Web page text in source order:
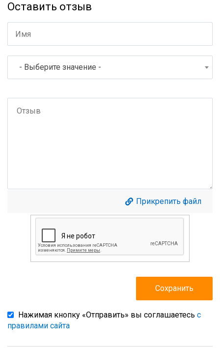
Оставить отзыв
- Выберите значение -
Прикрепить файл
Нажимая кнопку «Отправить» вы соглашаетесь с
правилами сайта